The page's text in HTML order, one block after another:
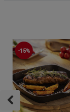
-15%